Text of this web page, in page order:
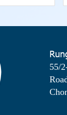
55/